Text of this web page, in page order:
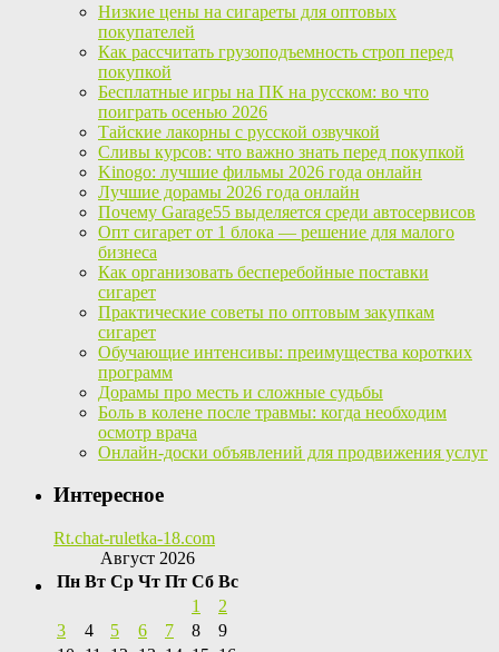
Низкие цены на сигареты для оптовых
покупателей
Как рассчитать грузоподъемность строп перед
покупкой
Бесплатные игры на ПК на русском: во что
поиграть осенью 2026
Тайские лакорны с русской озвучкой
Сливы курсов: что важно знать перед покупкой
Kinogo: лучшие фильмы 2026 года онлайн
Лучшие дорамы 2026 года онлайн
Почему Garage55 выделяется среди автосервисов
Опт сигарет от 1 блока — решение для малого
бизнеса
Как организовать бесперебойные поставки
сигарет
Практические советы по оптовым закупкам
сигарет
Обучающие интенсивы: преимущества коротких
программ
Дорамы про месть и сложные судьбы
Боль в колене после травмы: когда необходим
осмотр врача
Онлайн-доски объявлений для продвижения услуг
Интересное
Rt.chat-ruletka-18.com
Август 2026
Пн Вт Ср Чт Пт Сб Вс
1
2
3
4 5 6 7 8
9